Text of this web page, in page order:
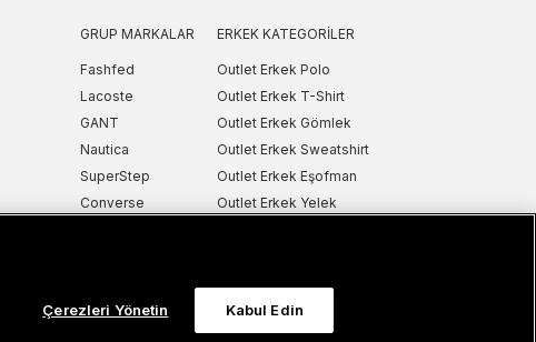
GRUP MARKALAR
Fashfed
Lacoste
GANT
Nautica
SuperStep
Converse
ERKEK KATEGORILER
Outlet Erkek Polo
Outlet Erkek T-Shirt
Outlet Erkek Gömlek
Outlet Erkek Sweatshirt
Outlet Erkek Eşofman
Outlet Erkek Yelek
Çerezleri Yönetin Kabul Edin